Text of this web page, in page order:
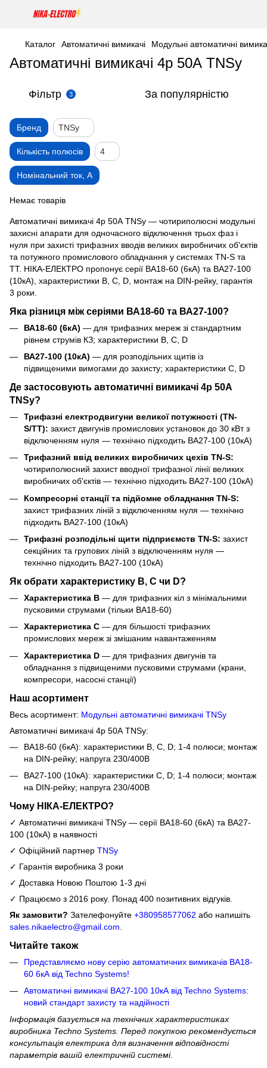
Каталог Автоматичні вимикачі Модульні автоматичні
Автоматичні вимикачі 4р 50А TNSy
Фільтр 3 За популярністю
Бренд TNSy
Кількість полюсів 4
Номінальний ток, А
Немає товарів
Автоматичні вимикачі 4р 50А TNSy — чотириполюсні модульні
захисні апарати для одночасного відключення трьох фаз і
нуля при захисті трифазних вводів великих виробничих об'єктів
та потужного промислового обладнання у системах TN-S та
TT. НІКА-ЕЛЕКТРО пропонує серії ВА18-60 (6кА) та ВА27-100
(10кА), характеристики B, C, D, монтаж на DIN-рейку, гарантія
3 роки.
Яка різниця між серіями ВА18-60 та ВА27-100?
ВА18-60 (6кА) — для трифазних мереж зі стандартним
рівнем струмів КЗ; характеристики B, C, D
ВА27-100 (10кА) — для розподільних щитів із
підвищеними вимогами до захисту; характеристики C, D
Де застосовують автоматичні вимикачі 4р 50А
TNSy?
Трифазні електродвигуни великої потужності (TN-
S/TT): захист двигунів промислових установок до 30 кВт з
відключенням нуля — технічно підходить ВА27-100 (10кА)
Трифазний ввід великих виробничих цехів TN-S:
чотириполюсний захист вводної трифазної лінії великих
виробничих об'єктів — технічно підходить ВА27-100 (10кА)
Компресорні станції та підйомне обладнання TN-S:
захист трифазних ліній з відключенням нуля — технічно
підходить ВА27-100 (10кА)
Трифазні розподільні щити підприємств TN-S: захист
секційних та групових ліній з відключенням нуля —
технічно підходить ВА27-100 (10кА)
Як обрати характеристику B, C чи D?
Характеристика B — для трифазних кіл з мінімальними
пусковими струмами (тільки ВА18-60)
Характеристика C — для більшості трифазних
промислових мереж зі змішаним навантаженням
Характеристика D — для трифазних двигунів та
обладнання з підвищеними пусковими струмами (крани,
компресори, насосні станції)
Наш асортимент
Весь асортимент: Модульні автоматичні вимикачі TNSy
Автоматичні вимикачі 4р 50А TNSy:
ВА18-60 (6кА): характеристики B, C, D; 1-4 полюси; монтаж
на DIN-рейку; напруга 230/400В
ВА27-100 (10кА): характеристики C, D; 1-4 полюси; монтаж
на DIN-рейку; напруга 230/400В
Чому НІКА-ЕЛЕКТРО?
✓ Автоматичні вимикачі TNSy — серії ВА18-60 (6кА) та ВА27-
100 (10кА) в наявності
✓ Офіційний партнер TNSy
✓ Гарантія виробника 3 роки
✓ Доставка Новою Поштою 1-3 дні
✓ Працюємо з 2016 року. Понад 400 позитивних відгуків.
Як замовити? Зателефонуйте +380958577062 або напишіть
sales.nikaelectro@gmail.com
Читайте також
Представляємо нову серію автоматичних вимикачів ВА18-
60 6кА від Techno Systems!
Автоматичні вимикачі ВА27-100 10кА від Techno Systems:
новий стандарт захисту та надійності
Інформація базується на технічних характеристиках
виробника Techno Systems. Перед покупкою рекомендується
консультація електрика для визначення відповідності
параметрів вашій електричній системі.